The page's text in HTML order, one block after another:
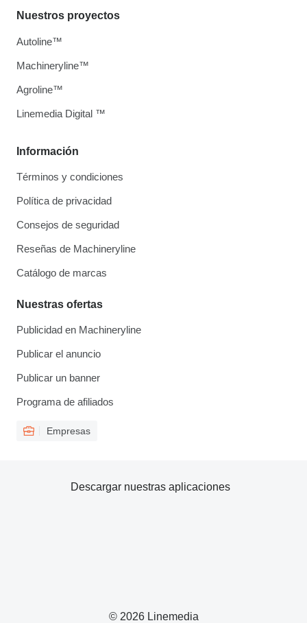
Información
Términos y condiciones
Política de privacidad
Consejos de seguridad
Reseñas de Machineryline
Catálogo de marcas
Nuestras ofertas
Publicidad en Machineryline
Publicar el anuncio
Publicar un banner
Programa de afiliados
Empresas
Nuestros proyectos
Autoline™
Machineryline™
Agroline™
Linemedia Digital ™
© 2026 Linemedia
Descargar nuestras aplicaciones